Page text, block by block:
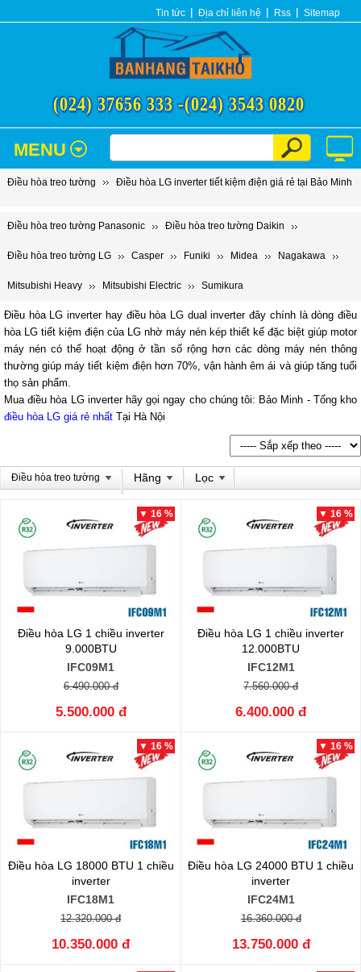
Tin tức Địa chỉ liên hệ Rss Sitemap
(024) 37656 333 -(024) 3543 0820
MENU
Điều hòa treo tường Điều hòa LG inverter tiết kiệm điện giá rẻ tại Bảo Minh
Điều hòa treo tường Panasonic Điều hòa treo tường Daikin
Điều hòa treo tường LG Casper Funiki Midea Nagakawa
Mitsubishi Heavy Mitsubishi Electric Sumikura
Điều hòa LG inverter hay điều hòa LG dual inverter đây chính là dòng điều
hòa LG tiết kiệm điện của LG nhờ máy nén kép thiết kế đặc biệt giúp motor
máy nén có thể hoạt động ở tần số rộng hơn các dòng máy nén thông
thường giúp máy tiết kiệm điện hơn 70%, vận hành êm ái và giúp tăng tuổi
thọ sản phẩm.
Mua điều hòa LG inverter hãy gọi ngay cho chúng tôi: Bảo Minh - Tổng kho
điều hòa LG giá rẻ nhất Tại Hà Nội
Điều hòa treo tường Hãng Lọc
▼ 16 %
Điều hòa LG 1 chiều inverter
9.000BTU
IFC09M1
6.490.000 đ
5.500.000 đ
▼ 16 %
Điều hòa LG 1 chiều inverter
12.000BTU
IFC12M1
7.560.000 đ
6.400.000 đ
▼ 16 %
Điều hòa LG 18000 BTU 1 chiều
inverter
IFC18M1
12.320.000 đ
10.350.000 đ
▼ 16 %
Điều hòa LG 24000 BTU 1 chiều
inverter
IFC24M1
16.360.000 đ
13.750.000 đ